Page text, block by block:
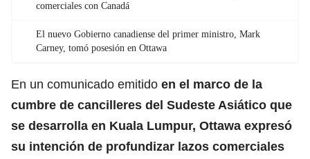
comerciales con Canadá
El nuevo Gobierno canadiense del primer ministro, Mark
Carney, tomó posesión en Ottawa
En un comunicado emitido en el marco de la
cumbre de cancilleres del Sudeste Asiático que
se desarrolla en Kuala Lumpur, Ottawa expresó
su intención de profundizar lazos comerciales